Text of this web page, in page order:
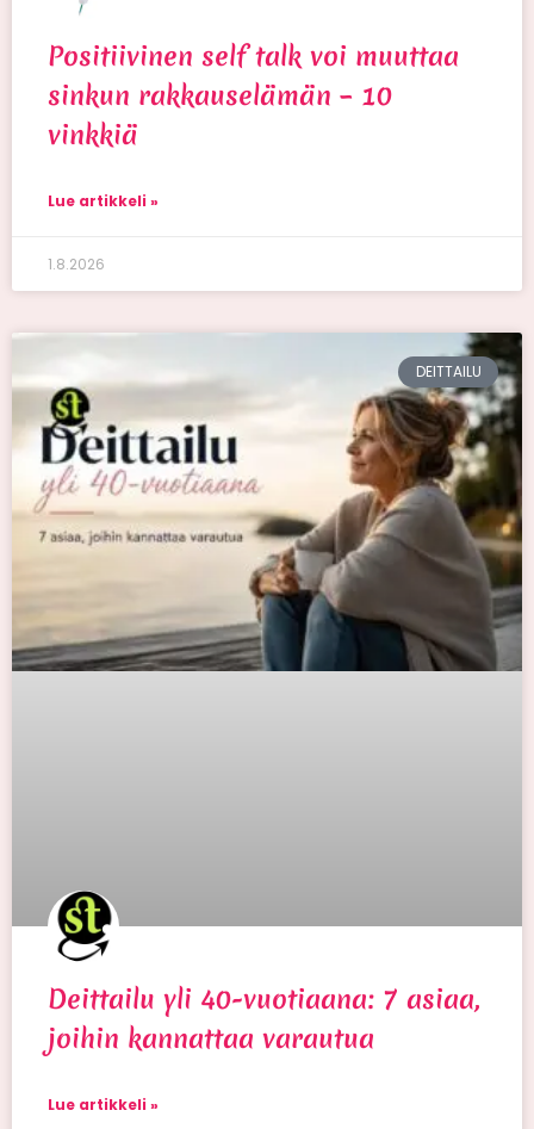
Positiivinen self talk voi muuttaa
sinkun rakkauselämän – 10
vinkkiä
Lue artikkeli »
1.8.2026
DEITTAILU
Deittailu yli 40-vuotiaana: 7 asiaa,
joihin kannattaa varautua
Lue artikkeli »